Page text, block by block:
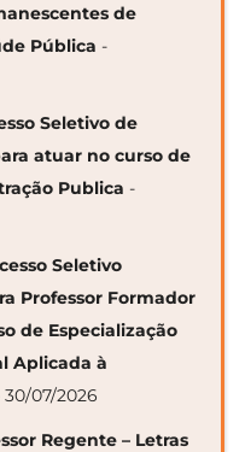
de
Pública -
Seletivo de
atuar no curso de
Publica -
Seletivo
Professor Formador
de Especialização
Aplicada à
30/07/2026
Regente – Letras